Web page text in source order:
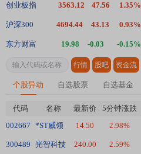
创业板指 3563.12 47.56 1.35%
沪深300 4694.44 43.13 0.93%
东方财富 19.98 -0.03 -0.15%
行情 股吧 资金流
个股异动 自选股票 自选基金
代码 名称 最新价
5分钟涨跌
002667 *ST威领 14.50 2.98%
300489 光智科技 240.00 2.59%